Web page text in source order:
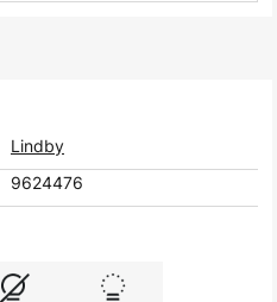
Lindby
9624476